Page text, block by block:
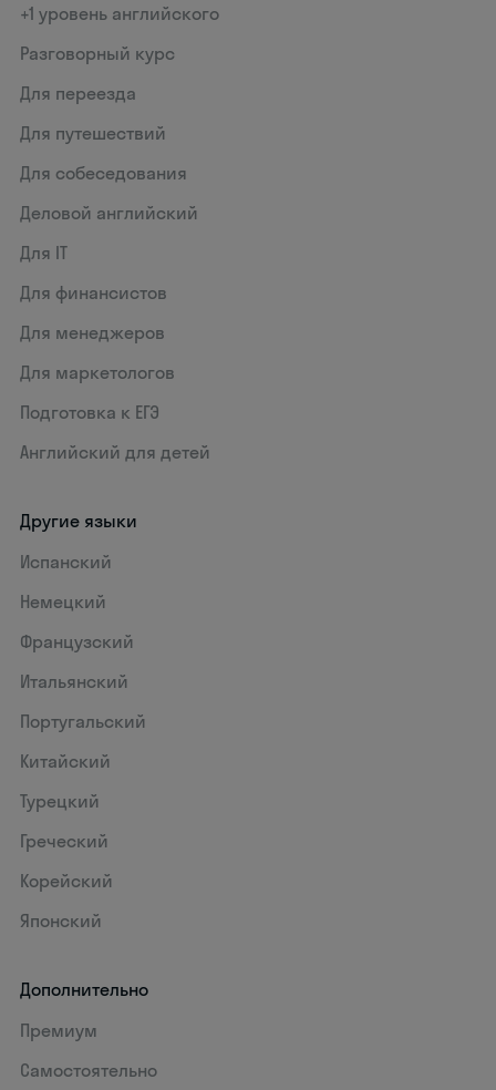
+1 уровень английского
Разговорный курс
Для переезда
Для путешествий
Для собеседования
Деловой английский
Для IT
Для финансистов
Для менеджеров
Для маркетологов
Подготовка к ЕГЭ
Английский для детей
Другие языки
Испанский
Немецкий
Французский
Итальянский
Португальский
Китайский
Турецкий
Греческий
Корейский
Японский
Дополнительно
Премиум
Самостоятельно